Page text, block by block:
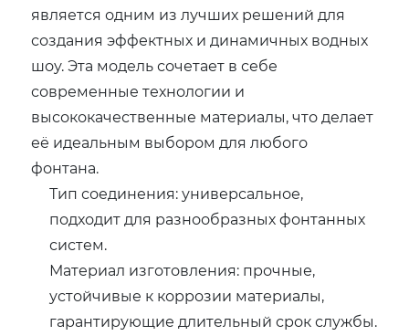
является одним из лучших решений для
создания эффектных и динамичных водных
шоу. Эта модель сочетает в себе
современные технологии и
высококачественные материалы, что делает
её идеальным выбором для любого
фонтана.
Тип соединения: универсальное,
подходит для разнообразных фонтанных
систем.
Материал изготовления: прочные,
устойчивые к коррозии материалы,
гарантирующие длительный срок службы.